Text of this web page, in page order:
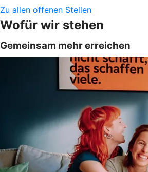
Zu allen offenen Stellen
Wofür wir stehen
Gemeinsam mehr erreichen